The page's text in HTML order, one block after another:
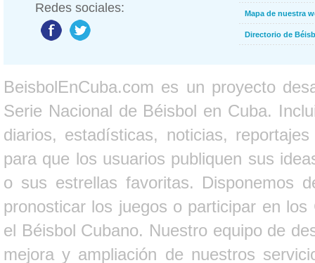
Redes sociales: Mapa de nuestra
Directorio de
BeisbolEnCuba.com es un proyecto
Serie Nacional de Béisbol en Cuba.
diarios, estadísticas, noticias,
para que los usuarios publiquen sus
o sus estrellas favoritas. Disponemos
pronosticar los juegos o participar en
el Béisbol Cubano. Nuestro equipo de
mejora y ampliación de nuestros